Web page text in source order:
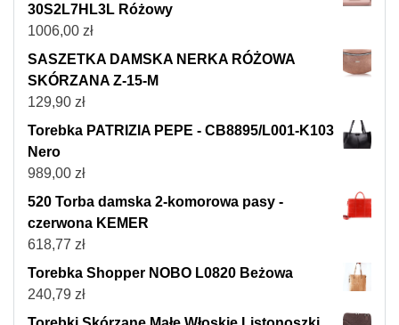
30S2L7HL3L Różowy
1006,00 zł
SASZETKA DAMSKA NERKA RÓŻOWA
SKÓRZANA Z-15-M
129,90 zł
Torebka PATRIZIA PEPE - CB8895/L001-K103
Nero
989,00 zł
520 Torba damska 2-komorowa pasy -
czerwona KEMER
618,77 zł
Torebka Shopper NOBO L0820 Beżowa
240,79 zł